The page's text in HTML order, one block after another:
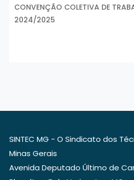
CONVENÇÃO COLETIVA DE
2024/2025
SINTEC MG - O Sindicato dos
Minas Gerais
Avenida Deputado Último de